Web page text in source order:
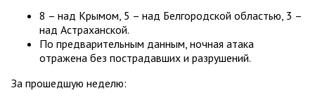
8 – над Крымом, 5 – над Белгородской областью, 3 –
над Астраханской.
По предварительным данным, ночная атака
отражена без пострадавших и разрушений.
За прошедшую неделю: